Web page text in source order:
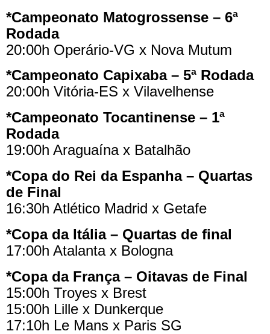
*Campeonato Matogrossense – 6ª
Rodada
20:00h Operário-VG x Nova Mutum
*Campeonato Capixaba – 5ª Rodada
20:00h Vitória-ES x Vilavelhense
*Campeonato Tocantinense – 1ª
Rodada
19:00h Araguaína x Batalhão
*Copa do Rei da Espanha – Quartas
de Final
16:30h Atlético Madrid x Getafe
*Copa da Itália – Quartas de final
17:00h Atalanta x Bologna
*Copa da França – Oitavas de Final
15:00h Troyes x Brest
15:00h Lille x Dunkerque
17:10h Le Mans x Paris SG